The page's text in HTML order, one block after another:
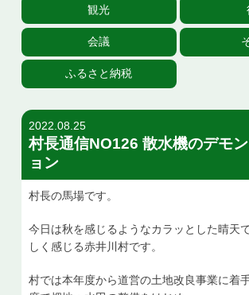
観光
会議
ふるさと納税
2022.08.25
村長通信NO126 散水機のデモ
ョン
村長の馬場です。
今日は秋を感じるようなカラッとした晴天
しく感じる赤井川村です。
村では本年度から道営の土地改良事業に着